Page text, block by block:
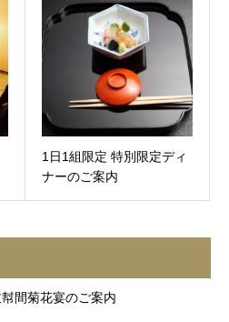
1日1組限定 特別限定ディ
ナーのご案内
間菊花宴のご案内